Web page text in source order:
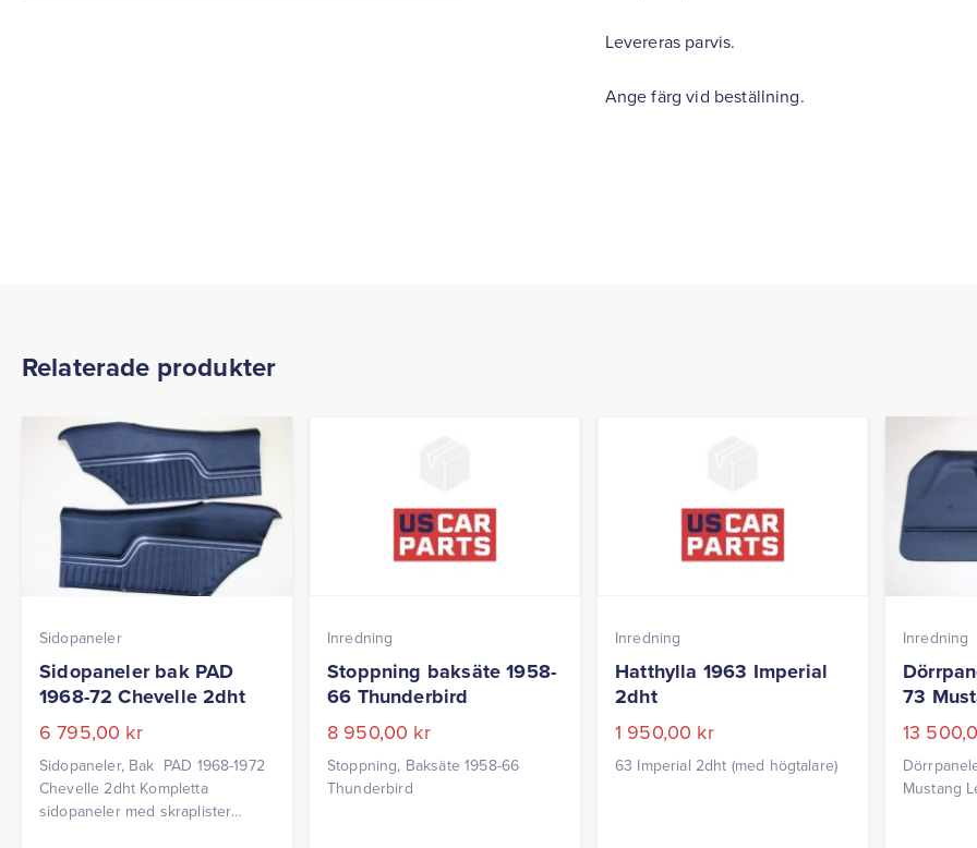
Levereras parvis.
Ange färg vid beställning.
Relaterade produkter
Sidopaneler
Sidopaneler bak PAD
1968-72 Chevelle 2dht
6 795,00 kr
Sidopaneler, Bak PAD 1968-1972
Chevelle 2dht Kompletta
sidopaneler med skraplister
Inredning
Stoppning baksäte 1958-
66 Thunderbird
8 950,00 kr
Stoppning, Baksäte 1958-66
Thunderbird
Inredning
Hatthylla 1963 Imperial
2dht
1 950,00 kr
63 Imperial 2dht (med högtalare)
Inredning
73
13
Mustang